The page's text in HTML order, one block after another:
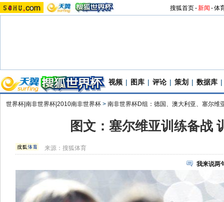
搜狐首页-新闻 -体
视频 | 图库 | 评论 | 策划 | 数据库 |
世界杯|南非世界杯|2010南非世界杯 > 南非世界杯D组：德国、澳大利亚、塞尔维
图文：塞尔维亚训练备战
来源：搜狐体育
我来说两